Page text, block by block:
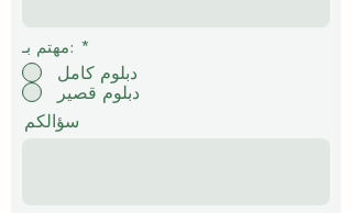
مهتم بـ: *
دبلوم كامل
دبلوم قصير